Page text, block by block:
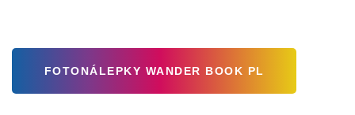
FOTONÁLEPKY WANDER BOOK PL